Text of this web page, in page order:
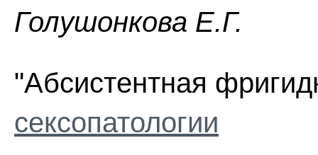
Голушонкова Е.Г.
"Абсистентная
сексопатологии